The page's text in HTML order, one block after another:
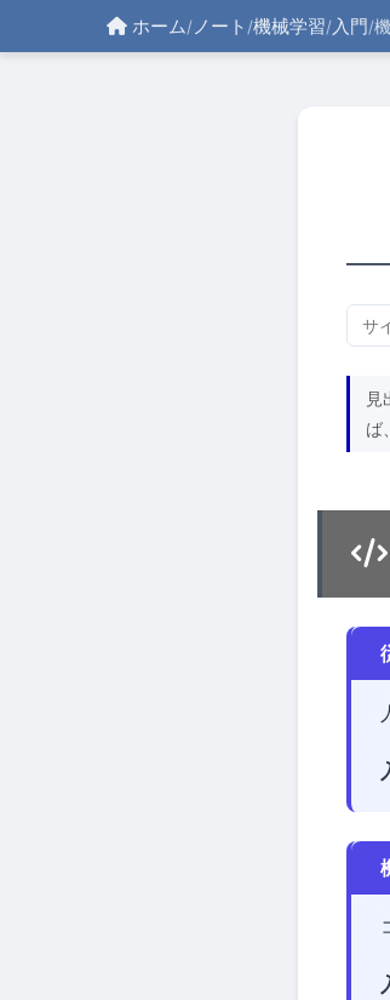
ホーム/ノート /機械学習/入門/
見
ば